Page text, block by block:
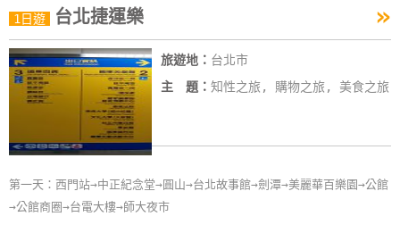
帶
你
玩
樂
圖
1日遊 台北捷運樂 »
旅遊地： 台北市
主 題： 知性之旅, 購物之旅, 美食之旅
第一天：西門站→中正紀念堂→圓山→台北故事館→劍潭→美麗華百樂園→公館
→公館商圈→台電大樓→師大夜市